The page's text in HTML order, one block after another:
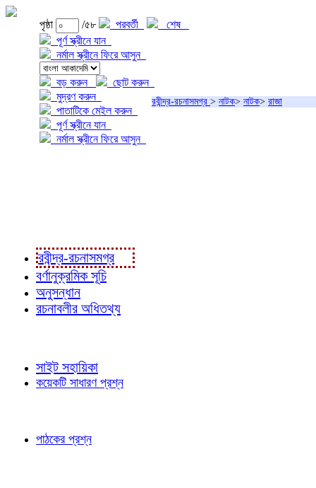
পৃষ্ঠা /৫৮ পরবর্তী
শেষ
পূর্ণ স্ক্রীনে যান
নর্মাল স্ক্রীনে ফিরে আসুন
বড় করুন
ছোট করুন
মুদ্রণ করুন
পাতাটিকে মেইল করুন
পূর্ণ স্ক্রীনে যান
নর্মাল স্ক্রীনে ফিরে আসুন
রবীন্দ্র-রচনাসমগ্র > নাটক> নাটক> রাজা
রবীন্দ্র-রচনাসমগ্র
বর্ণানুক্রমিক সূচি
অনুসন্ধান
রচনাবলীর অধিতথ্য
সাইট সহায়িকা
কয়েকটি সাধারণ প্রশ্ন
পাঠকের প্রশ্ন